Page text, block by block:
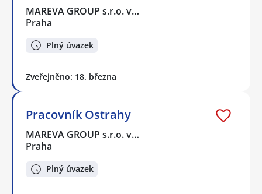
MAREVA GROUP s.r.o. v…
Praha
Plný úvazek
Zveřejněno: 18. března
Pracovník Ostrahy
MAREVA GROUP s.r.o. v…
Praha
Plný úvazek